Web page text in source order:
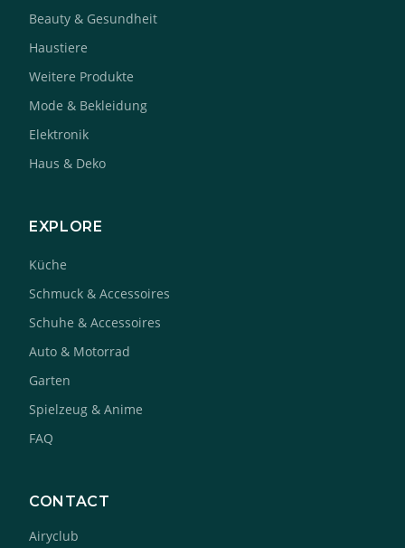
Beauty & Gesundheit
Haustiere
Weitere Produkte
Mode & Bekleidung
Elektronik
Haus & Deko
EXPLORE
Küche
Schmuck & Accessoires
Schuhe & Accessoires
Auto & Motorrad
Garten
Spielzeug & Anime
FAQ
CONTACT
Airyclub